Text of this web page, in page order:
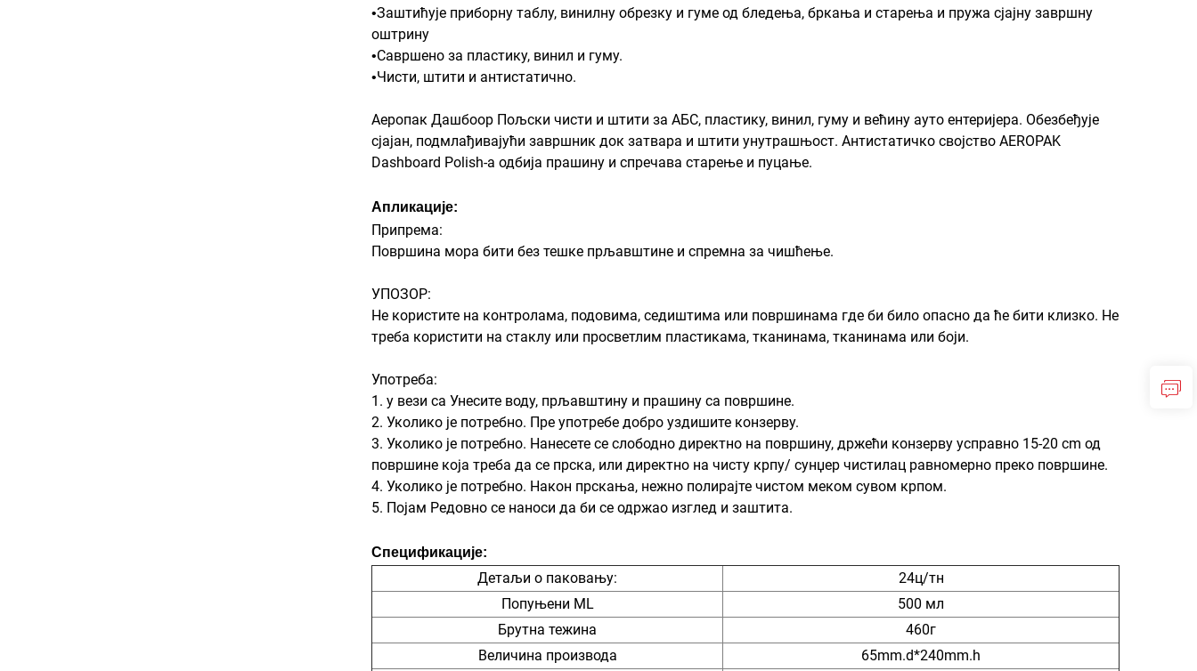
•Заштићује приборну таблу, винилну обрезку и гуме од бледења, бркања и старења и пружа сјајну завршну
оштрину
•Савршено за пластику, винил и гуму.
•Чисти, штити и антистатично.
Аеропак Дашбоор Пољски чисти и штити за АБС, пластику, винил, гуму и већину ауто ентеријера. Обезбеђује
сјајан, подмлађивајући завршник док затвара и штити унутрашњост. Антистатичко својство AEROPAK
Dashboard Polish-а одбија прашину и спречава старење и пуцање.
Апликације:
Припрема:
Површина мора бити без тешке прљавштине и спремна за чишћење.
УПОЗОР:
Не користите на контролама, подовима, седиштима или површинама где би било опасно да ће бити клизко. Не
треба користити на стаклу или просветлим пластикама, тканинама, тканинама или боји.
Употреба:
1. у вези са Унесите воду, прљавштину и прашину са површине.
2. Уколико је потребно. Пре употребе добро уздишите конзерву.
3. Уколико је потребно. Нанесете се слободно директно на површину, држећи конзерву усправно 15-20 cm од
површине која треба да се прска, или директно на чисту крпу/ сунџер чистилац равномерно преко површине.
4. Уколико је потребно. Након прскања, нежно полирајте чистом меком сувом крпом.
5. Појам Редовно се наноси да би се одржао изглед и заштита.
Спецификације:
Детаљи о паковању:
24ц/тн
Попуњени ML
500 мл
Брутна тежина
460г
Величина производа
65mm.d*240mm.h